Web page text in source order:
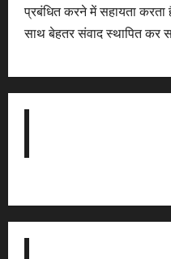
प्रबंधित करने में सहायता
साथ बेहतर संवाद स्थापित कर